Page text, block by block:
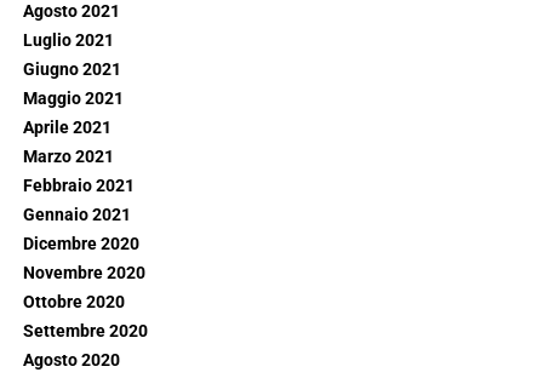
Agosto 2021
Luglio 2021
Giugno 2021
Maggio 2021
Aprile 2021
Marzo 2021
Febbraio 2021
Gennaio 2021
Dicembre 2020
Novembre 2020
Ottobre 2020
Settembre 2020
Agosto 2020